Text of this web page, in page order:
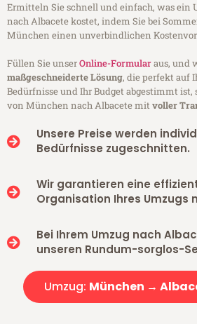
Ermitteln Sie schnell und einfach, was ein
nach Albacete kostet, indem Sie bei
München einen unverbindlichen
Füllen Sie unserOnline-Formularaus, und
maßgeschneiderte Lösung, die perfekt auf
Bedürfnisse und Ihr Budget abgestimmt ist,
von München nach Albacete mitvoller
Unsere Preise werden
Bedürfnisse zugeschnitten.
Wir garantieren eine
Organisation Ihres Umzugs
Bei Ihrem Umzug nach
unseren Rundum-sorglos-
Umzug: München →